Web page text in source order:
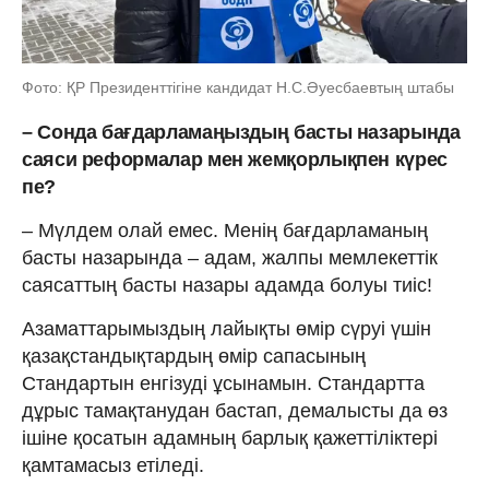
Фото: ҚР Президенттігіне кандидат Н.С.Әуесбаевтың штабы
– Сонда бағдарламаңыздың басты назарында
саяси реформалар мен жемқорлықпен күрес
пе?
– Мүлдем олай емес. Менің бағдарламаның
басты назарында – адам, жалпы мемлекеттік
саясаттың басты назары адамда болуы тиіс!
Азаматтарымыздың лайықты өмір сүруі үшін
қазақстандықтардың өмір сапасының
Стандартын енгізуді ұсынамын. Стандартта
дұрыс тамақтанудан бастап, демалысты да өз
ішіне қосатын адамның барлық қажеттіліктері
қамтамасыз етіледі.